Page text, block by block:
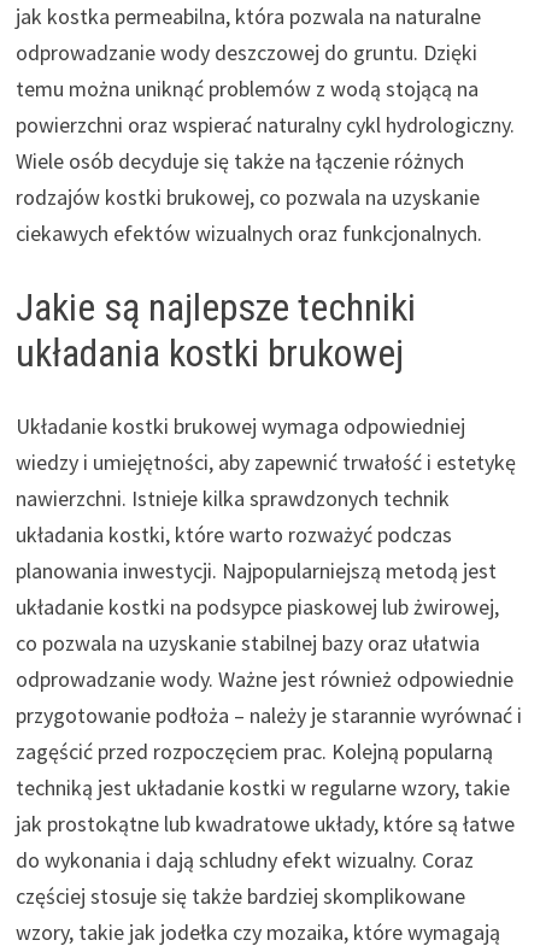
jak kostka permeabilna, która pozwala na naturalne
odprowadzanie wody deszczowej do gruntu. Dzięki
temu można uniknąć problemów z wodą stojącą na
powierzchni oraz wspierać naturalny cykl hydrologiczny.
Wiele osób decyduje się także na łączenie różnych
rodzajów kostki brukowej, co pozwala na uzyskanie
ciekawych efektów wizualnych oraz funkcjonalnych.
Jakie są najlepsze techniki
układania kostki brukowej
Układanie kostki brukowej wymaga odpowiedniej
wiedzy i umiejętności, aby zapewnić trwałość i estetykę
nawierzchni. Istnieje kilka sprawdzonych technik
układania kostki, które warto rozważyć podczas
planowania inwestycji. Najpopularniejszą metodą jest
układanie kostki na podsypce piaskowej lub żwirowej,
co pozwala na uzyskanie stabilnej bazy oraz ułatwia
odprowadzanie wody. Ważne jest również odpowiednie
przygotowanie podłoża – należy je starannie wyrównać i
zagęścić przed rozpoczęciem prac. Kolejną popularną
techniką jest układanie kostki w regularne wzory, takie
jak prostokątne lub kwadratowe układy, które są łatwe
do wykonania i dają schludny efekt wizualny. Coraz
częściej stosuje się także bardziej skomplikowane
wzory, takie jak jodełka czy mozaika, które wymagają